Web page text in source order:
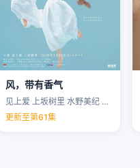
风，带有香气
见上爱 上坂树里 水野美纪 早坂美海 …
更新至第61集